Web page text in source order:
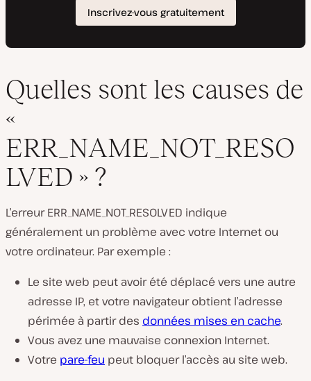
Quelles sont les causes de
«
ERR_NAME_NOT_RESO
LVED » ?
L’erreur ERR_NAME_NOT_RESOLVED indique
généralement un problème avec votre Internet ou
votre ordinateur. Par exemple :
Le site web peut avoir été déplacé vers une autre
adresse IP, et votre navigateur obtient l’adresse
périmée à partir des données mises en cache.
Vous avez une mauvaise connexion Internet.
Votre pare-feu peut bloquer l’accès au site web.